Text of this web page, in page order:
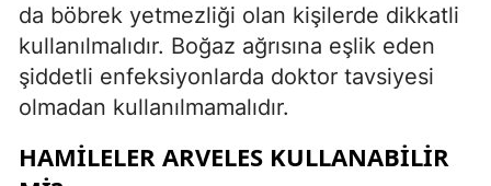
da böbrek yetmezliği olan kişilerde dikkatli
kullanılmalıdır. Boğaz ağrısına eşlik eden
şiddetli enfeksiyonlarda doktor tavsiyesi
olmadan kullanılmamalıdır.
HAMILELER ARVELES KULLANABILIR